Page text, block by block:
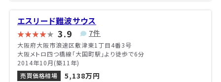
エスリード難波サウス
3.9 7件
大阪府大阪市浪速区敷津東1丁目4番3号
大阪メトロ四つ橋線「大国町駅」より徒歩で6分
2014年10月(築11年)
売買価格相場
5,138万円